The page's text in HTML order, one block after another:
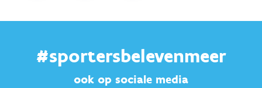
#sportersbelevenmeer
ook op sociale media